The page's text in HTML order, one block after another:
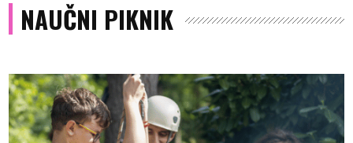
NAUČNI PIKNIK